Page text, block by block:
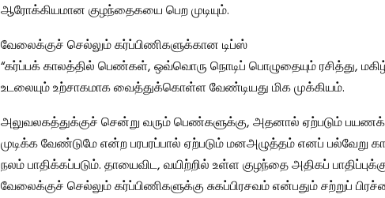
ஆரோக்கியமான குழந்தைகயை பெற முடியும்.
வேலைக்குச் செல்லும் கர்ப்பிணிகளுக்கான டிப்ஸ்
“கர்ப்பக் காலத்தில் பெண்கள், ஒவ்வொரு நொடிப் பொழுதையும் ரசித்து,
உடலையும் உற்சாகமாக வைத்துக்கொள்ள வேண்டியது மிக முக்கியம்.
அலுவலகத்துக்குச் சென்று வரும் பெண்களுக்கு, அதனால் ஏற்படும்
முடிக்க வேண்டுமே என்ற பரபரப்பால் ஏற்படும் மனஅழுத்தம் எனப் பல்வேறு
நலம் பாதிக்கப்படும். தாயைவிட, வயிற்றில் உள்ள குழந்தை அதிகப்
வேலைக்குச் செல்லும் கர்ப்பிணிகளுக்கு சுகப்பிரசவம் என்பதும் சற்றுப்